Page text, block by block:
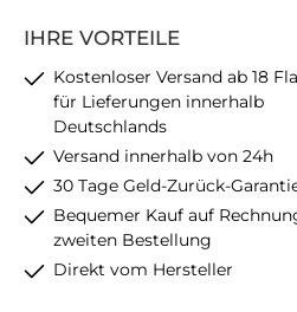
IHRE VORTEILE
Kostenloser Versand ab 18
für Lieferungen innerhalb
Deutschlands
Versand innerhalb von 24h
30 Tage Geld-Zurück-
Bequemer Kauf auf
zweiten Bestellung
Direkt vom Hersteller